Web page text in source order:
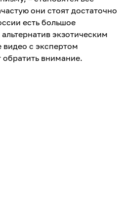
они стоят достаточно
есть большое
экзотическим
с экспертом
обратить внимание.